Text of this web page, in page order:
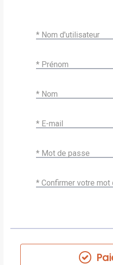
* Nom d'utilisateur
* Prénom
* Nom
* E-mail
* Mot de passe
* Confirmer votre mot